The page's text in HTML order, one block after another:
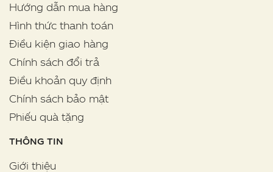
Hướng dẫn mua hàng
Hình thức thanh toán
Điều kiện giao hàng
Chính sách đổi trả
Điều khoản quy định
Chính sách bảo mật
Phiếu quà tặng
THÔNG TIN
Giới thiệu